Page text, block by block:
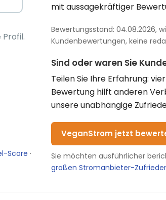
Score ·
mit aussagekräftiger
Bewertungsstand: 04.08.2026,
Kundenbewertungen, keine
Sind oder waren Sie
Teilen Sie Ihre Erfahrung:
Bewertung hilft anderen
unsere unabhängige
VeganStrom jetzt
Sie möchten ausführlicher
großen Stromanbieter-